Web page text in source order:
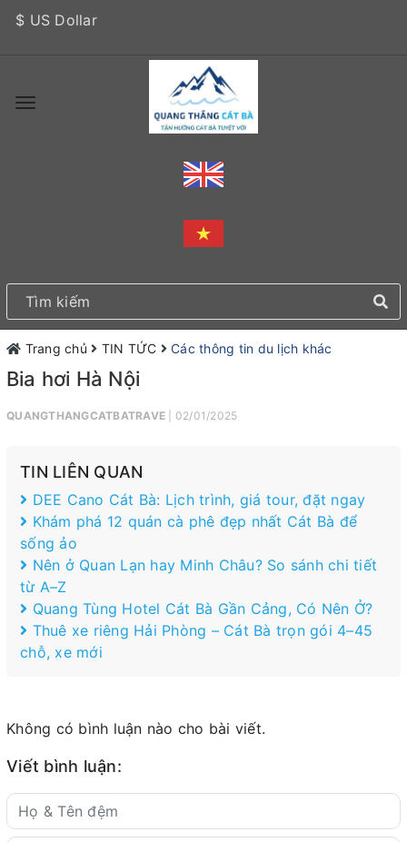
$ US Dollar
Trang chủ TIN TỨC Các thông tin du lịch khác
Bia hơi Hà Nội
QUANGTHANGCATBATRAVE | 02/01/2025
TIN LIÊN QUAN
DEE Cano Cát Bà: Lịch trình, giá tour, đặt ngay
Khám phá 12 quán cà phê đẹp nhất Cát Bà để
sống ảo
Nên ở Quan Lạn hay Minh Châu? So sánh chi tiết
từ A–Z
Quang Tùng Hotel Cát Bà Gần Cảng, Có Nên Ở?
Thuê xe riêng Hải Phòng – Cát Bà trọn gói 4–45
chỗ, xe mới
Không có bình luận nào cho bài viết.
Viết bình luận: